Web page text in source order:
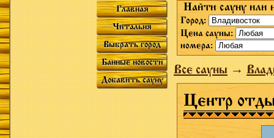
Главная
Читальня
Выбрать город
Банные новости
Добавить сауну
Найти сауну или
Город:
Цена сауны:
номера:
Все сауны→
Центр